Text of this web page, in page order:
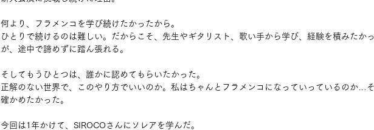
何より、フラメンコを学び続けたかったから。
ひとりで続けるのは難しい。だからこそ、先生やギタリスト、歌い手から学び、経験を積みたか
が、途中で諦めずに踏ん張れる。
そしてもうひとつは、誰かに認めてもらいたかった。
正解のない世界で、このやり方でいいのか。私はちゃんとフラメンコになっていっているのか…
確かめたかった。
今回は1年かけて、SIROCOさんにソレアを学んだ。